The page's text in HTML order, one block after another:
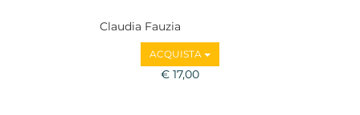
Claudia Fauzia
ACQUISTA
€ 17,00